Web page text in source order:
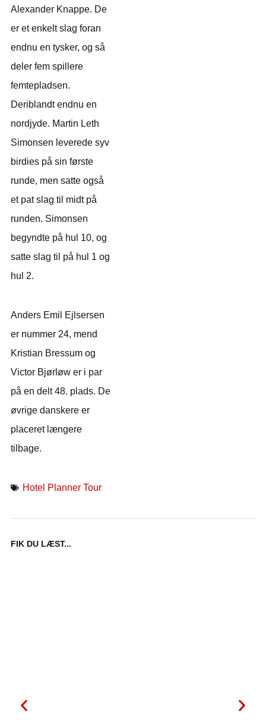
Alexander Knappe. De
er et enkelt slag foran
endnu en tysker, og så
deler fem spillere
femtepladsen.
Deriblandt endnu en
nordjyde. Martin Leth
Simonsen leverede syv
birdies på sin første
runde, men satte også
et pat slag til midt på
runden. Simonsen
begyndte på hul 10, og
satte slag til på hul 1 og
hul 2.
Anders Emil Ejlsersen
er nummer 24, mend
Kristian Bressum og
Victor Bjørløw er i par
på en delt 48. plads. De
øvrige danskere er
placeret længere
tilbage.
Hotel Planner Tour
FIK DU LÆST...